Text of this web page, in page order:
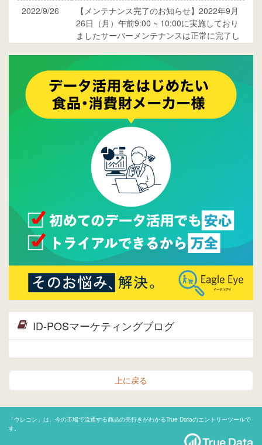
2022/9/26
【メンテナンス完了のお知らせ】2022年9月
26日（月）午前9:00 ~ 10:00に実施しており
ましたサーバーメンテナンスは正常に完了し
ご覧ください。
2015/10/19
ウレコンのサイト機能を大幅バージョンアッ
プ。詳細はこちら。⇒告知ページへ
2015/09/28
ウレコンが機能拡充し、サイトリニューアル
しました。⇒
ウレコンFacebook
Facebookページを開設しました。詳細は
ら。
ウレコンサイトリリースしました。
ID-POSマーケティングブログ
上に戻る
「ウレコン」は、今の市場で流通する商品の売行きがわかるTrue Dataのエントリーツールで
す。